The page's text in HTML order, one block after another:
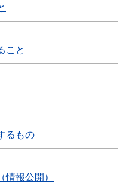
こと
るもの
情報公開）